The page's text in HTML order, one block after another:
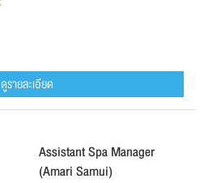
ดูรายละเอียด
Assistant Spa Manager
(Amari Samui)